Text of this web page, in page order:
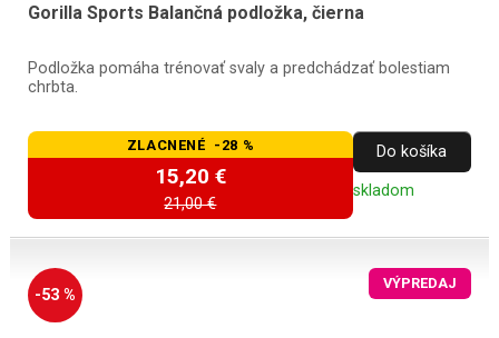
Gorilla Sports Balančná podložka, čierna
Podložka pomáha trénovať svaly a predchádzať bolestiam
chrbta.
ZLACNENÉ -28 %
15,20 €
21,00 €
Do košíka
skladom
-53 %
VÝPREDAJ